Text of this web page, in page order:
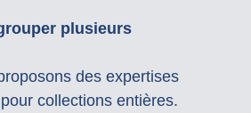
plusieurs
des expertises
collections entières.